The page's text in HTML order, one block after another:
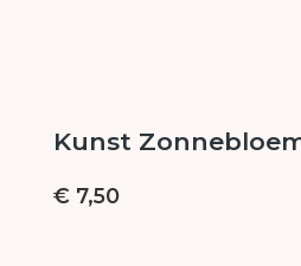
Kunst
€ 7,50